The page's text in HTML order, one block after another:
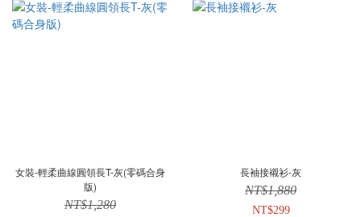
女裝-輕柔曲線圓領長T-灰(零碼合身
版)
NT$1,280
長袖接襯衫-灰
NT$1,880
NT$299